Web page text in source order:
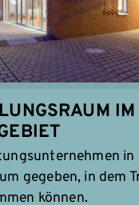
IM
in
gegeben, in dem
können.